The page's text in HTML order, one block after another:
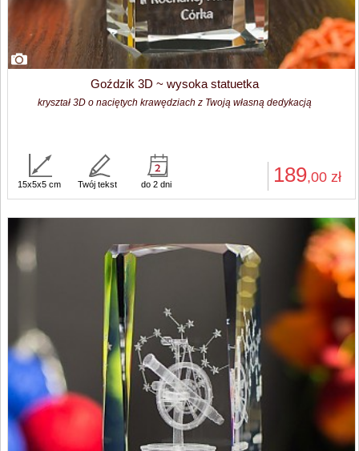
Goździk 3D ~ wysoka statuetka
kryształ 3D o naciętych krawędziach z Twoją własną dedykacją
189,00 zł
15x5x5 cm Twój tekst do 2 dni